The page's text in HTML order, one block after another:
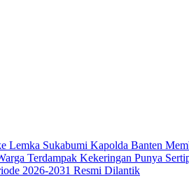
Lemka Sukabumi Kapolda Banten
Terdampak Kekeringan Punya
2026-2031 Resmi Dilantik